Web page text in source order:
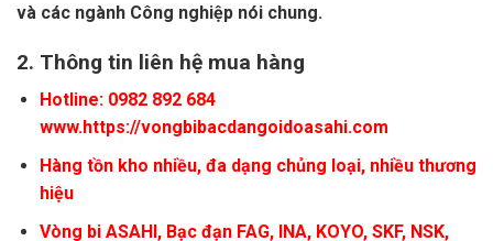
và các ngành Công nghiệp nói chung.
2. Thông tin liên hệ mua hàng
Hotline: 0982 892 684
www.https://vongbibacdangoidoasahi.com
Hàng tồn kho nhiều, đa dạng chủng loại, nhiều thương
hiệu
Vòng bi ASAHI, Bạc đạn FAG, INA, KOYO, SKF, NSK,